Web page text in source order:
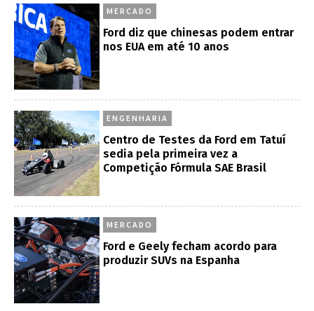
MERCADO
Ford diz que chinesas podem entrar
nos EUA em até 10 anos
ENGENHARIA
Centro de Testes da Ford em Tatuí
sedia pela primeira vez a
Competição Fórmula SAE Brasil
MERCADO
Ford e Geely fecham acordo para
produzir SUVs na Espanha